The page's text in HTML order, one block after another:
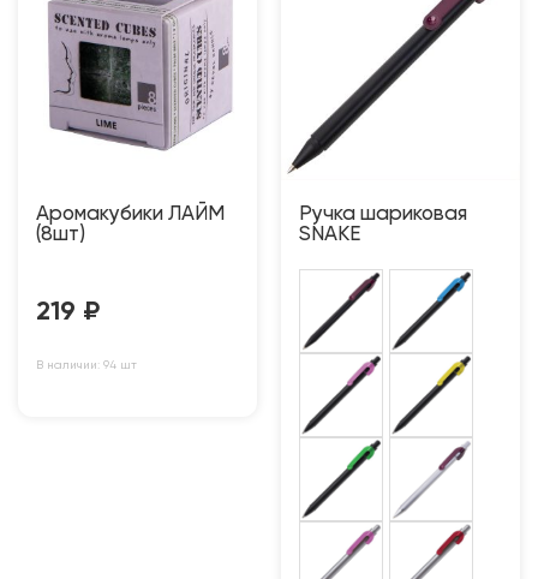
Аромакубики ЛАЙМ
(8шт)
219 ₽
В наличии: 94 шт
Ручка шариковая
SNAKE